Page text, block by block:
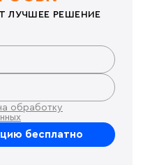
ЛУЧШЕЕ РЕШЕНИЕ
обработку